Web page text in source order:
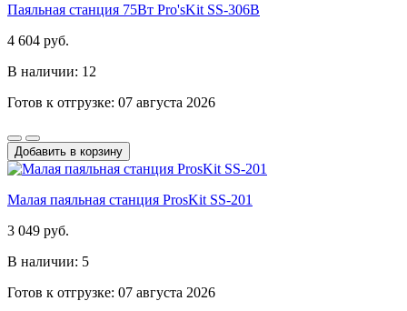
Паяльная станция 75Вт Pro'sKit SS-306B
4 604 руб.
В наличии: 12
Готов к отгрузке: 07 августа 2026
Добавить в корзину
Малая паяльная станция ProsKit SS-201
3 049 руб.
В наличии: 5
Готов к отгрузке: 07 августа 2026